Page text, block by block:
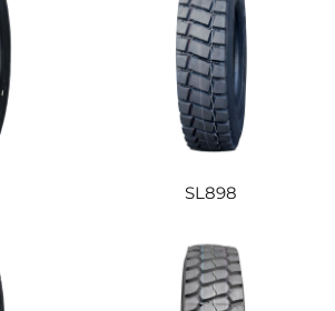
SL898